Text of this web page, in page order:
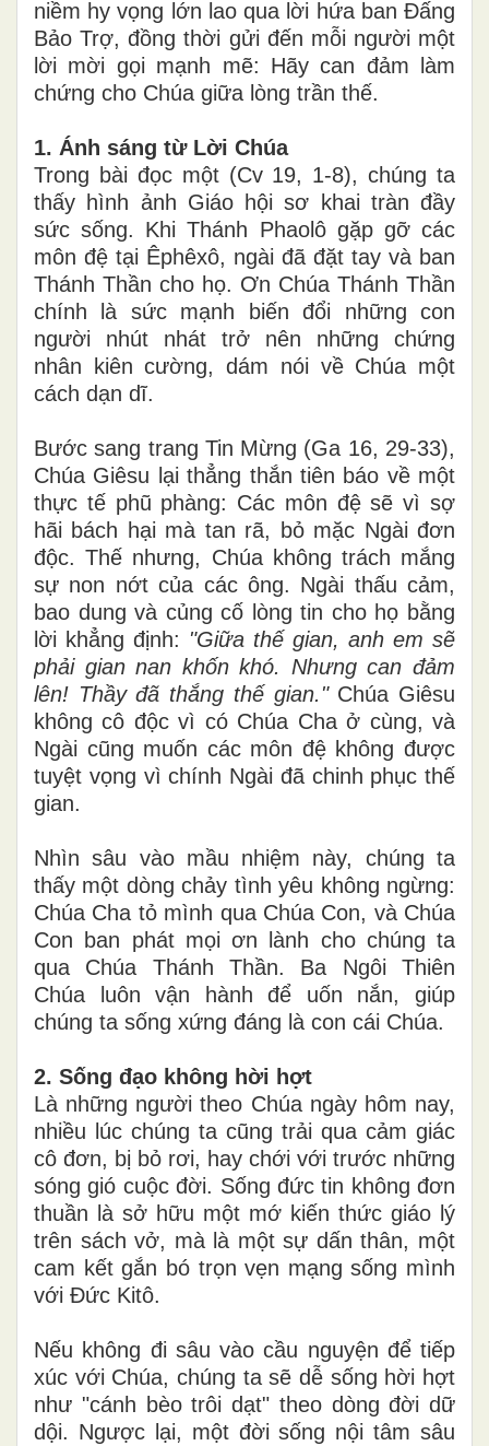
niềm hy vọng lớn lao qua lời hứa ban Đấng
Bảo Trợ, đồng thời gửi đến mỗi người một
lời mời gọi mạnh mẽ: Hãy can đảm làm
chứng cho Chúa giữa lòng trần thế.
1. Ánh sáng từ Lời Chúa
Trong bài đọc một (Cv 19, 1-8), chúng ta
thấy hình ảnh Giáo hội sơ khai tràn đầy
sức sống. Khi Thánh Phaolô gặp gỡ các
môn đệ tại Êphêxô, ngài đã đặt tay và ban
Thánh Thần cho họ. Ơn Chúa Thánh Thần
chính là sức mạnh biến đổi những con
người nhút nhát trở nên những chứng
nhân kiên cường, dám nói về Chúa một
cách dạn dĩ.
Bước sang trang Tin Mừng (Ga 16, 29-33),
Chúa Giêsu lại thẳng thắn tiên báo về một
thực tế phũ phàng: Các môn đệ sẽ vì sợ
hãi bách hại mà tan rã, bỏ mặc Ngài đơn
độc. Thế nhưng, Chúa không trách mắng
sự non nớt của các ông. Ngài thấu cảm,
bao dung và củng cố lòng tin cho họ bằng
lời khẳng định: "Giữa thế gian, anh em sẽ
phải gian nan khốn khó. Nhưng can đảm
lên! Thầy đã thắng thế gian."Chúa Giêsu
không cô độc vì có Chúa Cha ở cùng, và
Ngài cũng muốn các môn đệ không được
tuyệt vọng vì chính Ngài đã chinh phục thế
gian.
Nhìn sâu vào mầu nhiệm này, chúng ta
thấy một dòng chảy tình yêu không ngừng:
Chúa Cha tỏ mình qua Chúa Con, và Chúa
Con ban phát mọi ơn lành cho chúng ta
qua Chúa Thánh Thần. Ba Ngôi Thiên
Chúa luôn vận hành để uốn nắn, giúp
chúng ta sống xứng đáng là con cái Chúa.
2. Sống đạo không hời hợt
Là những người theo Chúa ngày hôm nay,
nhiều lúc chúng ta cũng trải qua cảm giác
cô đơn, bị bỏ rơi, hay chới với trước những
sóng gió cuộc đời. Sống đức tin không đơn
thuần là sở hữu một mớ kiến thức giáo lý
trên sách vở, mà là một sự dấn thân, một
cam kết gắn bó trọn vẹn mạng sống mình
với Đức Kitô.
Nếu không đi sâu vào cầu nguyện để tiếp
xúc với Chúa, chúng ta sẽ dễ sống hời hợt
như "cánh bèo trôi dạt" theo dòng đời dữ
dội. Ngược lại, một đời sống nội tâm sâu